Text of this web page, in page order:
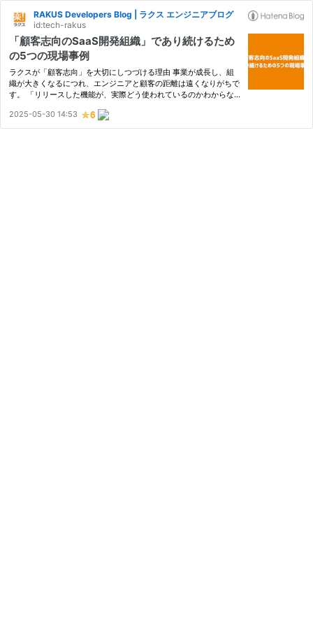
RAKUS Developers Blog | ラクス エンジニアブログ
id:tech-rakus
「顧客志向のSaaS開発組織」であり続けるため
の5つの現場事例
ラクスが「顧客志向」を大切にしつづける理由 事業が成長し、組
織が大きくなるにつれ、エンジニアと顧客の距離は遠くなりがちで
す。 「リリースした機能が、実際どう使われているのかわからな
持っている方もいるかもしれません。 私たちラクスは創業当初か
ら…
2025-05-30 14:53